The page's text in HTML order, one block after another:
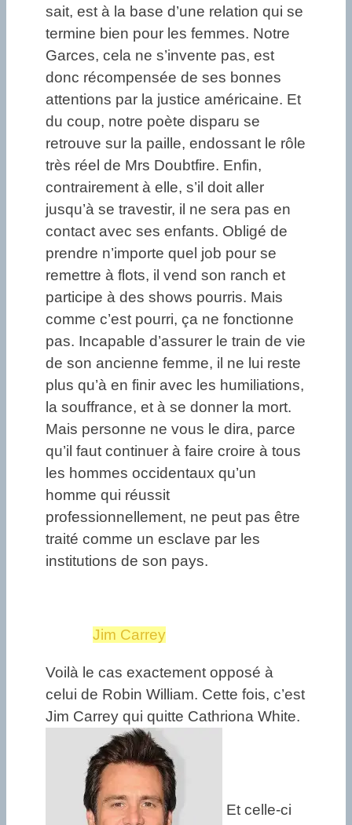
sait, est à la base d’une relation qui se
termine bien pour les femmes. Notre
Garces, cela ne s’invente pas, est
donc récompensée de ses bonnes
attentions par la justice américaine. Et
du coup, notre poète disparu se
retrouve sur la paille, endossant le rôle
très réel de Mrs Doubtfire. Enfin,
contrairement à elle, s’il doit aller
jusqu’à se travestir, il ne sera pas en
contact avec ses enfants. Obligé de
prendre n’importe quel job pour se
remettre à flots, il vend son ranch et
participe à des shows pourris. Mais
comme c’est pourri, ça ne fonctionne
pas. Incapable d’assurer le train de vie
de son ancienne femme, il ne lui reste
plus qu’à en finir avec les humiliations,
la souffrance, et à se donner la mort.
Mais personne ne vous le dira, parce
qu’il faut continuer à faire croire à tous
les hommes occidentaux qu’un
homme qui réussit
professionnellement, ne peut pas être
traité comme un esclave par les
institutions de son pays.
Jim Carrey
Voilà le cas exactement opposé à
celui de Robin William. Cette fois, c’est
Jim Carrey qui quitte Cathriona White.
Et celle-ci